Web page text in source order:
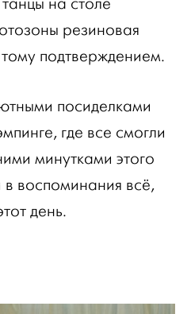
резиновая
подтверждением.
посиделками
где все смогли
минутками этого
в воспоминания всё,
день.